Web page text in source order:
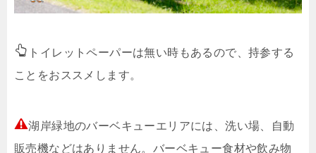
トイレットペーパーは無い時もあるので、持参する
ことをおススメします。
湖岸緑地のバーベキューエリアには、洗い場、自動
販売機などはありません。バーベキュー食材や飲み物